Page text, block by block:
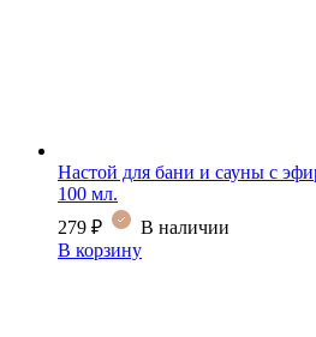
Настой для бани и сауны с
100 мл.
279 ₽
В наличии
В корзину